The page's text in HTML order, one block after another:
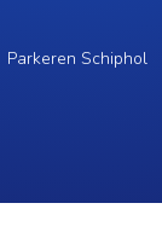
Parkeren Schiphol